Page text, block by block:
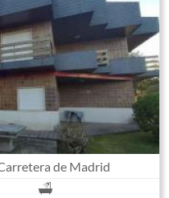
de Madrid